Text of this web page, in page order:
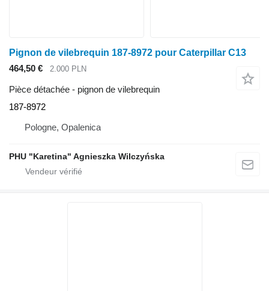
Pignon de vilebrequin 187-8972 pour Caterpillar C13
464,50 €
2.000 PLN
Pièce détachée - pignon de vilebrequin
187-8972
Pologne, Opalenica
PHU "Karetina" Agnieszka Wilczyńska